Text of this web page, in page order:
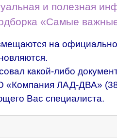
и полезная
«Самые
на
какой-либо
«Компания ЛАД-ДВА»
Вас специалиста.